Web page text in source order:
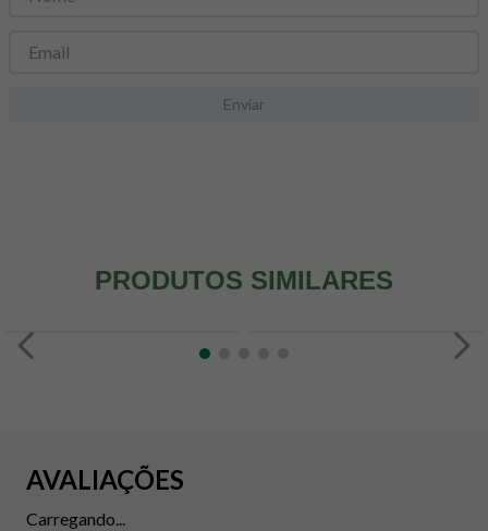
Enviar
PRODUTOS SIMILARES
AVALIAÇÕES
Carregando...
8º snack proteico mundo verde
9 psyllium